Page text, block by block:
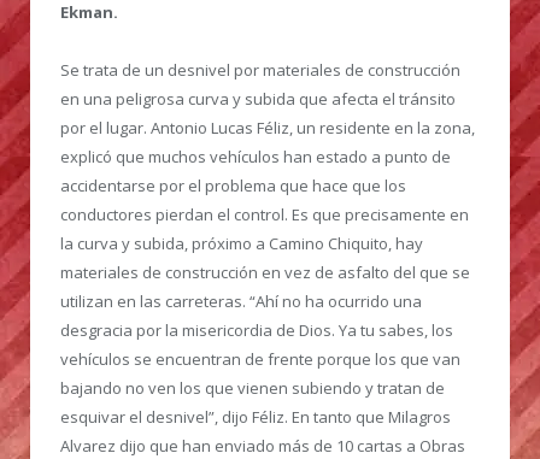
Ekman.
Se trata de un desnivel por materiales de construcción
en una peligrosa curva y subida que afecta el tránsito
por el lugar. Antonio Lucas Féliz, un residente en la zona,
explicó que muchos vehículos han estado a punto de
accidentarse por el problema que hace que los
conductores pierdan el control. Es que precisamente en
la curva y subida, próximo a Camino Chiquito, hay
materiales de construcción en vez de asfalto del que se
utilizan en las carreteras. “Ahí no ha ocurrido una
desgracia por la misericordia de Dios. Ya tu sabes, los
vehículos se encuentran de frente porque los que van
bajando no ven los que vienen subiendo y tratan de
esquivar el desnivel”, dijo Féliz. En tanto que Milagros
Alvarez dijo que han enviado más de 10 cartas a Obras